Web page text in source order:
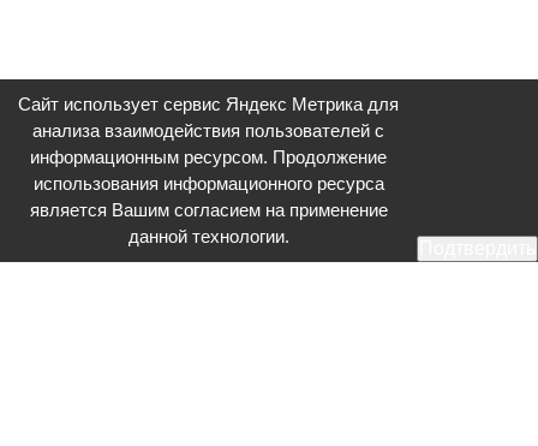
Сайт использует сервис Яндекс Метрика для
анализа взаимодействия пользователей с
информационным ресурсом. Продолжение
использования информационного ресурса
является Вашим согласием на применение
данной технологии.